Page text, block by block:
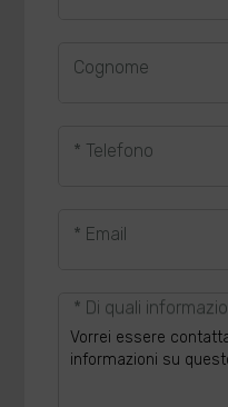
Cognome
* Telefono
* Email
* Di quali